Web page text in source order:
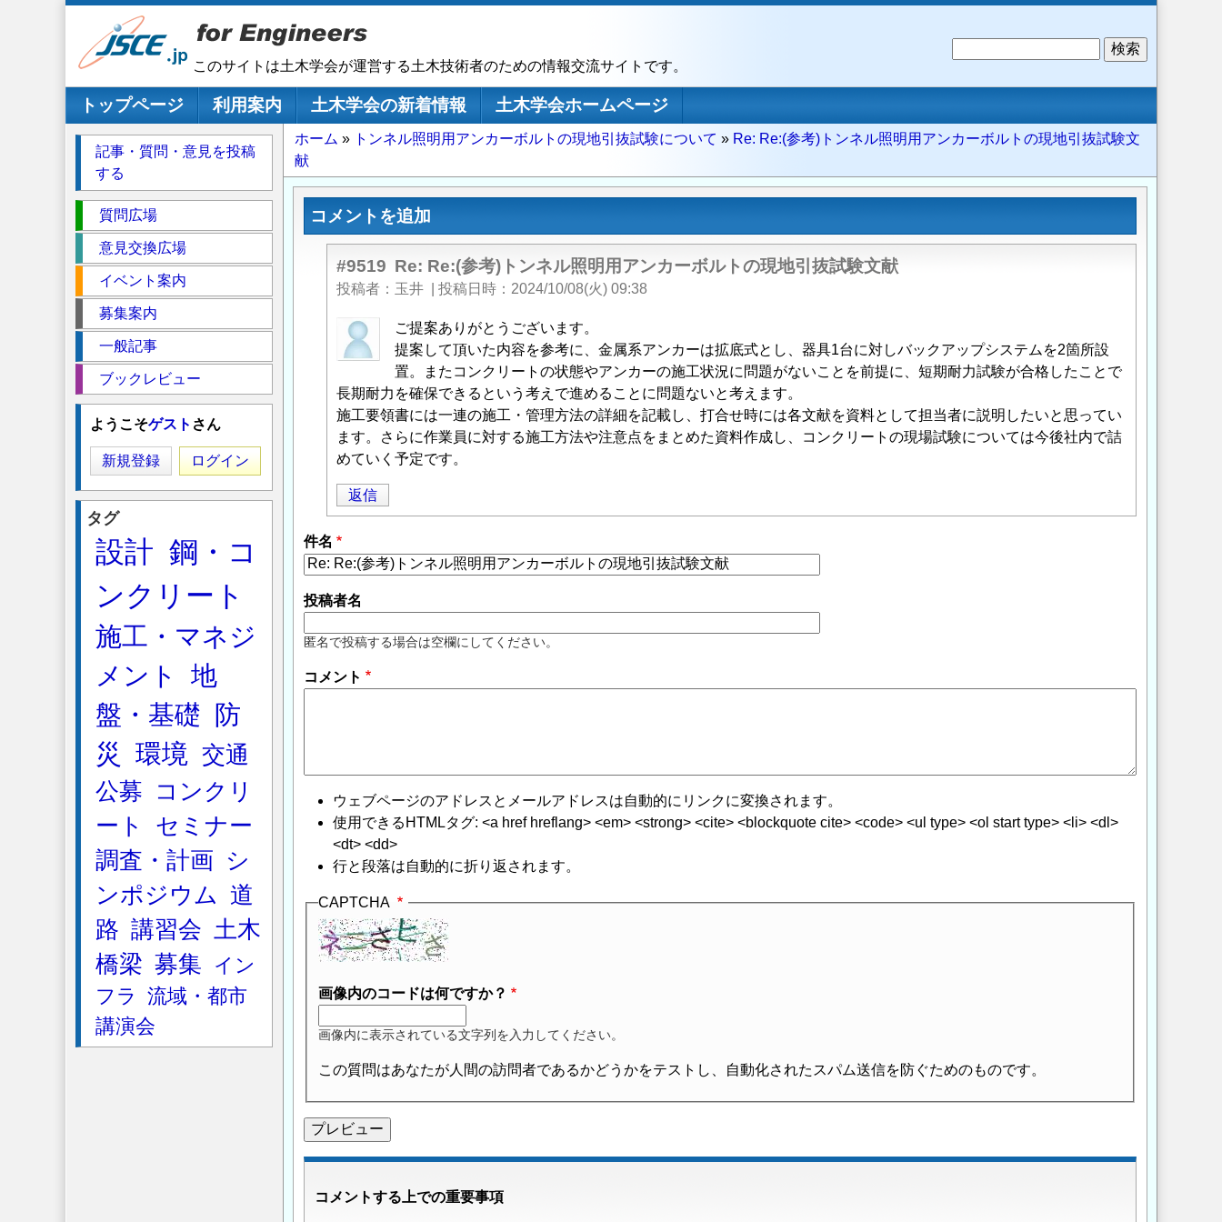
このサイトは土木学会が運営する土木技術者のための情報交流サイトです。
メインナビゲーション
トップページ 利用案内 土木学会の新着情報
土木学会ホームページ
パ
ン
く
ホーム トンネル照明用アンカーボルトの現地引抜試験について
Re: Re:(参考)トンネル照明用アンカーボルトの現地引抜試験文
献
コメントを追加
#9519 Re: Re:(参考)トンネル照明用アンカーボルトの現地引抜試験文献
投稿者 玉井 投稿日時 2024/10/08(火) 09:38
中
筋
之
に
よ
る
「Re:
(参
ト
ン
ネ
ル
照
用
ル
ト
の
現
地
引
抜
試
験
文
献」
の
ご提案ありがとうございます。
提案して頂いた内容を参考に、金属系アンカーは拡底式とし、器具1台に対しバックアップシステムを2箇所設
置。またコンクリートの状態やアンカーの施工状況に問題がないことを前提に、短期耐力試験が合格したことで
長期耐力を確保できるという考えで進めることに問題ないと考えます。
施工要領書には一連の施工・管理方法の詳細を記載し、打合せ時には各文献を資料として担当者に説明したいと思ってい
ます。さらに作業員に対する施工方法や注意点をまとめた資料作成し、コンクリートの現場試験については今後社内で詰
めていく予定です。
返信
件名
投稿者名
匿名で投稿する場合は空欄にしてください。
コメント
ウェブページのアドレスとメールアドレスは自動的にリンクに変換されます。
使用できるHTMLタグ: <a href hreflang> <em> <strong> <cite> <blockquote cite> <code> <ul type> <ol start type> <li> <dl>
<dt> <dd>
行と段落は自動的に折り返されます。
CAPTCHA
画像内のコードは何ですか？
画像内に表示されている文字列を入力してください。
この質問はあなたが人間の訪問者であるかどうかをテストし、自動化されたスパム送信を防ぐためのものです。
コメントする上での重要事項
記事・質問・意見を投稿
する
ク
シ
質問広場
意見交換広場
イベント案内
募集案内
一般記事
ブックレビュー
ようこそゲスト さん
新規登録 ログイン
タグ
設計 鋼・コ
ンクリート
施工・マネジ
メント
地
盤・基礎
防
災
環境 交通
公募
コンクリ
ート
セミナー
調査・計画
シ
ンポジウム 道
路 講習会 土木
橋梁 募集
イン
フラ
流域・都市
講演会